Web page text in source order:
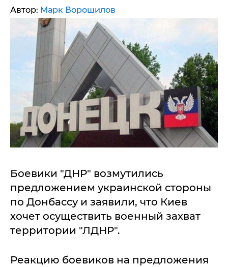
Автор: Марк Ворошилов
Боевики "ДНР" возмутились
предложением украинской стороны
по Донбассу и заявили, что Киев
хочет осуществить военный захват
территории "ЛДНР".
Реакцию боевиков на предложения